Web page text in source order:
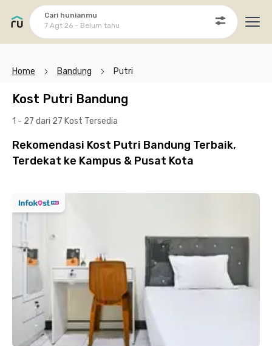
Cari hunianmu
7 Agt 26 - Belum tahu
Home Bandung Putri
Kost Putri Bandung
1 - 27 dari 27 Kost Tersedia
Rekomendasi Kost Putri Bandung Terbaik,
Terdekat ke Kampus & Pusat Kota